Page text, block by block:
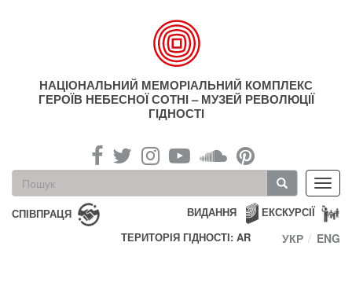
НАЦІОНАЛЬНИЙ МЕМОРІАЛЬНИЙ КОМПЛЕКС
ГЕРОЇВ НЕБЕСНОЇ СОТНІ – МУЗЕЙ РЕВОЛЮЦІЇ
ГІДНОСТІ
Пошукова
форма
Пошук
СПІВПРАЦЯ ЕКСКУРСІЇ
ВИДАННЯ
ТЕРИТОРІЯ ГІДНОСТІ: AR
УКР ENG